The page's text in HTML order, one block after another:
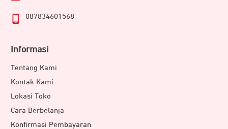
087834601568
Informasi
Tentang Kami
Kontak Kami
Lokasi Toko
Cara Berbelanja
Konfirmasi Pembayaran